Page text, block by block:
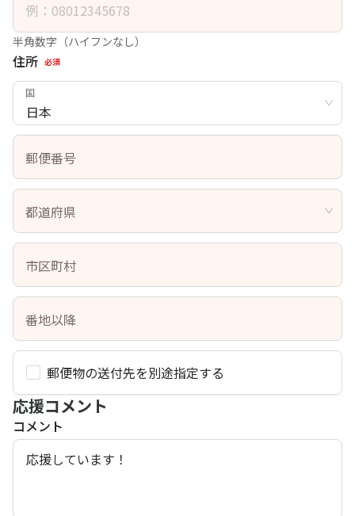
半角数字（ハイフンなし）
住所 必須
日本
国
郵便番号
都道府県
市区町村
番地以降
郵便物の送付先を別途指定する
応援コメント
コメント